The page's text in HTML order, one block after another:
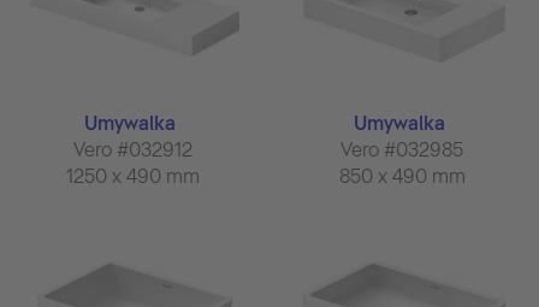
Umywalka
Vero #032912
1250 x 490 mm
Umywalka
Vero #032985
850 x 490 mm